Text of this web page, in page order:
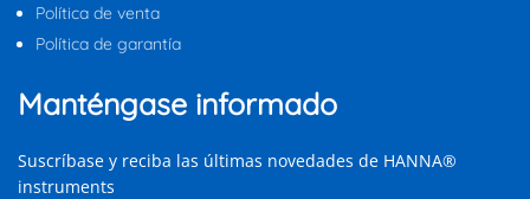
Política de venta
Política de garantía
Manténgase informado
Suscríbase y reciba las últimas novedades de HANNA®
instruments